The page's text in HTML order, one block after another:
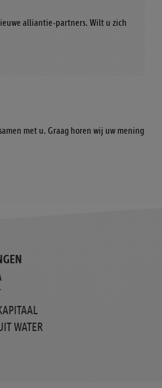
alliantie-partners. Wilt u zich
met u. Graag horen wij uw mening
WATER